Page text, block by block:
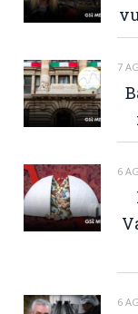
7
6
6